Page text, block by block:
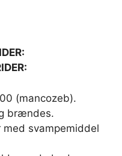
(mancozeb).
brændes.
med svampemiddel